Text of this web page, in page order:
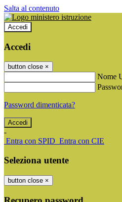
Salta al contenuto
Accedi
Accedi
button close ×
Nome
Password dimenticata?
-
Entra con SPID Entra con CIE
Seleziona utente
button close ×